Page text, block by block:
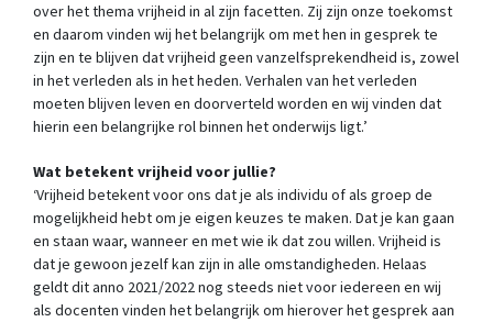
over het thema vrijheid in al zijn facetten. Zij zijn onze toekomst
en daarom vinden wij het belangrijk om met hen in gesprek te
zijn en te blijven dat vrijheid geen vanzelfsprekendheid is, zowel
in het verleden als in het heden. Verhalen van het verleden
moeten blijven leven en doorverteld worden en wij vinden dat
hierin een belangrijke rol binnen het onderwijs ligt.’
Wat betekent vrijheid voor jullie?
‘Vrijheid betekent voor ons dat je als individu of als groep de
mogelijkheid hebt om je eigen keuzes te maken. Dat je kan gaan
en staan waar, wanneer en met wie ik dat zou willen. Vrijheid is
dat je gewoon jezelf kan zijn in alle omstandigheden. Helaas
geldt dit anno 2021/2022 nog steeds niet voor iedereen en wij
als docenten vinden het belangrijk om hierover het gesprek aan